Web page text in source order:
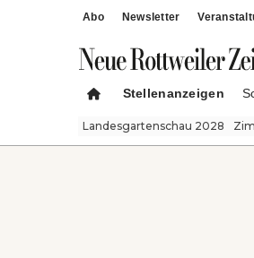
Abo Newsletter
Stellenanzeigen
Landesgartenschau 2028